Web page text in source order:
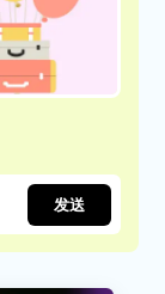
发送